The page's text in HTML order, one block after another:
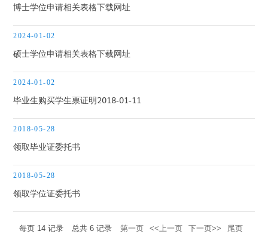
下载中心
博士学位申请相关表格下载网址
2024-01-02
硕士学位申请相关表格下载网址
2024-01-02
毕业生购买学生票证明2018-01-11
2018-05-28
领取毕业证委托书
2018-05-28
领取学位证委托书
每页 14 记录 总共6 记录 第一页 <<上一页 下一页>> 尾页